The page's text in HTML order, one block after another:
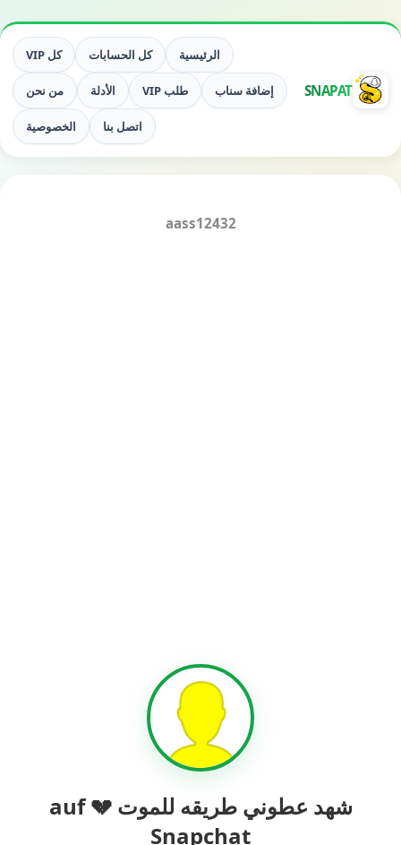
SNAPAT
الرئيسية كل الحسابات كل VIP
إضافة سناب طلب VIP الأدلة من نحن
اتصل بنا الخصوصية
aass12432
شهد عطوني طريقه للموت 💔 auf
Snapchat